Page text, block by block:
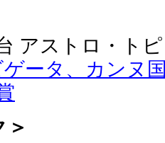
アストロ・ト
ゲータ、カンヌ
＞